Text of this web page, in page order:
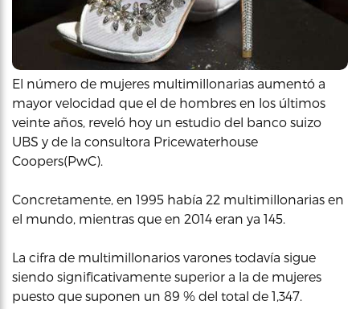
El número de mujeres multimillonarias aumentó a
mayor velocidad que el de hombres en los últimos
veinte años, reveló hoy un estudio del banco suizo
UBS y de la consultora Pricewaterhouse
Coopers(PwC).
Concretamente, en 1995 había 22 multimillonarias en
el mundo, mientras que en 2014 eran ya 145.
La cifra de multimillonarios varones todavía sigue
siendo significativamente superior a la de mujeres
puesto que suponen un 89 % del total de 1,347.